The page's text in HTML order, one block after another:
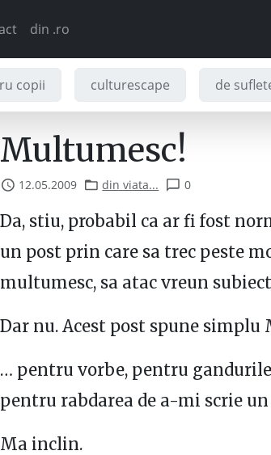
din .ro
copii culturescape de
Multumesc!
12.05.2009 din viata... 0
Da, stiu, probabil ca ar fi fost
un post prin care sa trec peste
multumesc, sa atac vreun
Dar nu. Acest post spune simplu
… pentru vorbe, pentru
pentru rabdarea de a-mi scrie un
Ma inclin.